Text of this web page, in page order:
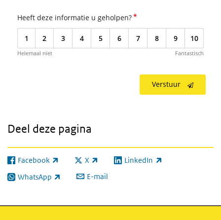
Heeft deze informatie u geholpen?*
1 2 3 4 5 6 7 8 9 10
Helemaal niet Fantastisch
Verstuur
Deel deze pagina
Facebook
(externe link) X
(externe link) LinkedIn
(externe link)
WhatsApp
(externe link) E-mail